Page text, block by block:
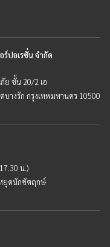
ปอเรชั่น จำกัด
ย ชั้น 20/2 เอ
างรัก กรุงเทพมหานคร 10500
น.)
ยุดนักขัตฤกษ์